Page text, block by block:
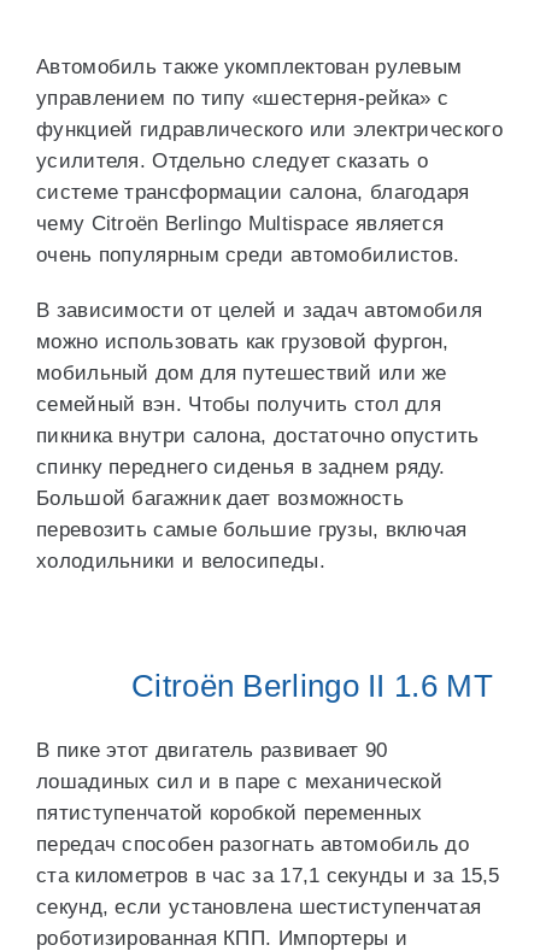
Автомобиль также укомплектован рулевым
управлением по типу «шестерня-рейка» с
функцией гидравлического или электрического
усилителя. Отдельно следует сказать о
системе трансформации салона, благодаря
чему Citroёn Berlingo Multispace является
очень популярным среди автомобилистов.
В зависимости от целей и задач автомобиля
можно использовать как грузовой фургон,
мобильный дом для путешествий или же
семейный вэн. Чтобы получить стол для
пикника внутри салона, достаточно опустить
спинку переднего сиденья в заднем ряду.
Большой багажник дает возможность
перевозить самые большие грузы, включая
холодильники и велосипеды.
Citroën Berlingo II 1.6 МТ
В пике этот двигатель развивает 90
лошадиных сил и в паре с механической
пятиступенчатой коробкой переменных
передач способен разогнать автомобиль до
ста километров в час за 17,1 секунды и за 15,5
секунд, если установлена шестиступенчатая
роботизированная КПП. Импортеры и